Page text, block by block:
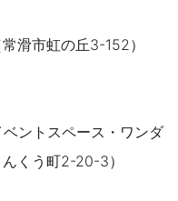
滑市虹の丘3-152）
ントスペース・ワンダ
くう町2-20-3）